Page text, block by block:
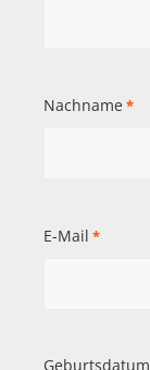
Nachname *
E-Mail *
Geburtsdatum